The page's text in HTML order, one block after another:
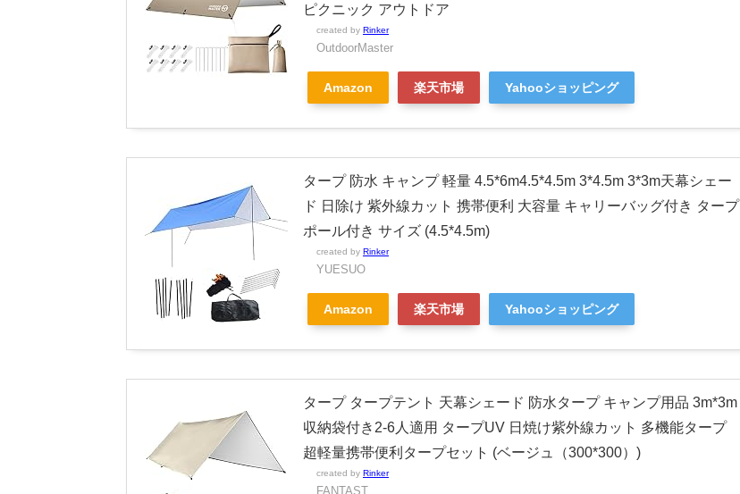
ピクニック アウトドア
created by Rinker
OutdoorMaster
Amazon 楽天市場 Yahooショッピング
タープ 防水 キャンプ 軽量 4.5*6m4.5*4.5m 3*4.5m 3*3m天幕シェー
ド 日除け 紫外線カット 携帯便利 大容量 キャリーバッグ付き タープ
ポール付き サイズ (4.5*4.5m)
created by Rinker
YUESUO
Amazon 楽天市場 Yahooショッピング
タープ タープテント 天幕シェード 防水タープ キャンプ用品 3m*3m
収納袋付き2-6人適用 タープUV 日焼け紫外線カット 多機能タープ
超軽量携帯便利タープセット (ベージュ（300*300）)
created by Rinker
FANTAST